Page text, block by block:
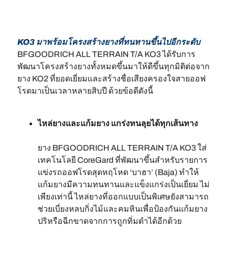
KO3 มาพร้อมโครงสร้างยางที่ทนทานขึ้นไปอีกระดับ
BFGOODRICH ALL TERRAIN T/A KO3 ได้รับการ
พัฒนาโครงสร้างยางทั้งหมดขึ้นมาให้ดีขึ้นทุกมิติต่อจาก
ยาง KO2 ที่ยอดเยี่ยมและสร้างชื่อเสียงครองใจสายออฟ
โรดมาเป็นเวลาหลายสิบปี ด้วยข้อดีดังนี้
ไหล่ยางและแก้มยาง แกร่งทนลุยได้ทุกเส้นทาง
ยาง BFGOODRICH ALL TERRAIN T/A KO3 ใส่
เทคโนโลยี CoreGard ที่พัฒนาขึ้นสำหรับรายการ
แข่งรถออฟโรดสุดหฤโหด ‘บาฮา’ (Baja) ทำให้
แก้มยางมีความทนทานและแข็งแกร่งเป็นเยี่ยม ไม่
เพียงเท่านี้ ไหล่ยางที่ออกแบบเป็นพิเศษยังสามารถ
ช่วยเบี่ยงหลบกิ่งไม้และคมหินเพื่อป้องกันแก้มยาง
ปริหรือฉีกขาดจากการถูกทิ่มตำได้อีกด้วย